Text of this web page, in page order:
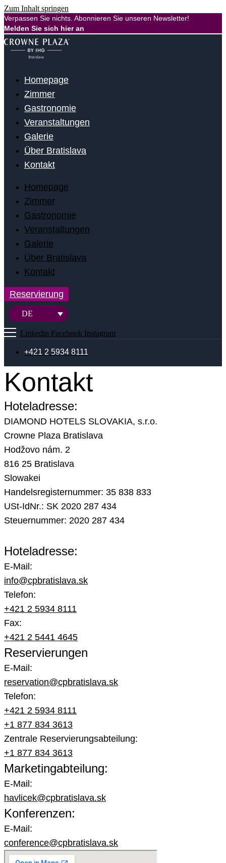
Zum Inhalt springen
Verpassen Sie nichts. Abonnieren Sie unseren Newsletter!
Melden Sie sich hier an
Homepage
Zimmer
Gastronomie
Veranstaltungen
Galerie
Über Bratislava
Kontakt
Homepage
Zimmer
Gastronomie
Veranstaltungen
Galerie
Über Bratislava
Kontakt
Reservierung
DE
Linkedin Facebook Instagram
+421 2 5934 8111
Kontakt
Hoteladresse:
DIAMOND HOTELS SLOVAKIA, s.r.o.
Crowne Plaza Bratislava
Hodžovo nám. 2
816 25 Bratislava
Slowakei
Handelsregisternummer: 35 838 833
USt-IdNr.: SK 2020 287 434
Steuernummer: 2020 287 434
Hoteladresse:
E-Mail:
info@cpbratislava.sk
Telefon:
+421 2 5934 8111
Fax:
+421 2 5441 4645
Reservierungen
E-Mail:
reservation@cpbratislava.sk
Telefon:
+421 2 5934 8111
+1 877 834 3613
Zentrale Reservierungsabteilung:
+1 877 834 3613
Marketingabteilung:
E-Mail:
havlicek@cpbratislava.sk
Konferenzen:
E-Mail:
conference@cpbratislava.sk